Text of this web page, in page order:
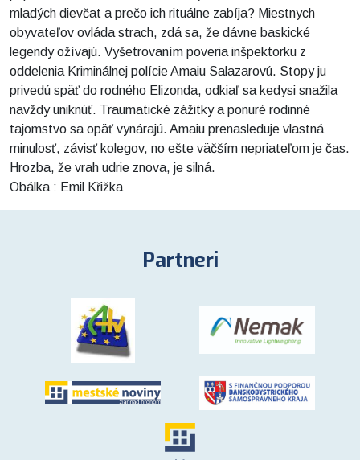
mladých dievčat a prečo ich rituálne zabíja? Miestnych
obyvateľov ovláda strach, zdá sa, že dávne baskické
legendy ožívajú. Vyšetrovaním poveria inšpektorku z
oddelenia Kriminálnej polície Amaiu Salazarovú. Stopy ju
privedú späť do rodného Elizonda, odkiaľ sa kedysi snažila
navždy uniknúť. Traumatické zážitky a ponuré rodinné
tajomstvo sa opäť vynárajú. Amaiu prenasleduje vlastná
minulosť, závisť kolegov, no ešte väčším nepriateľom je čas.
Hrozba, že vrah udrie znova, je silná.
Obálka : Emil Křižka
Partneri